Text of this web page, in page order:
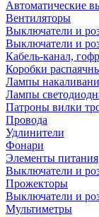
Автоматические
Вентиляторы
Выключатели и
Выключатели и
Кабель-канал,
Коробки
Лампы
Лампы
Патроны вилки
Провода
Удлинители
Фонари
Элементы питания
Выключатели и
Прожекторы
Выключатели и
Мультиметры